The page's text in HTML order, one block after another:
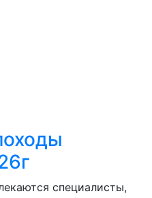
специалисты,